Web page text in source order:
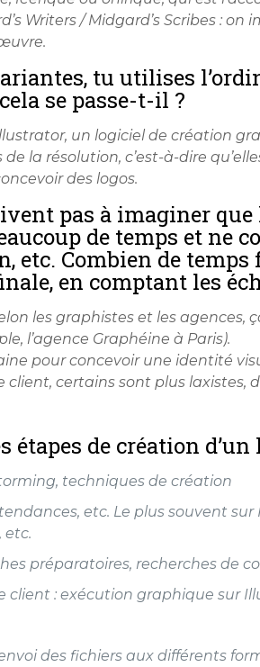
Writers / Midgard’s Scribes :
tu utilises
se passe-t-il ?
un logiciel de création
la résolution, c’est-à-dire
des logos.
pas à imaginer
de temps et ne
etc. Combien de
en comptant les
les graphistes et les agences,
l’agence Graphéine à Paris).
pour concevoir une identité
certains sont plus laxistes,
de création d’un
techniques de création
etc. Le plus souvent
etc.
préparatoires, recherches de
client : exécution graphique sur
des fichiers aux différents